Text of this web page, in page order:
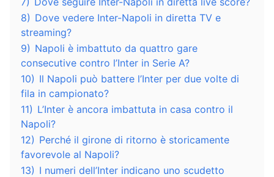
8) Dove vedere Inter-Napoli in diretta TV e
streaming?
9) Napoli è imbattuto da quattro gare
consecutive contro l’Inter in Serie A?
10) Il Napoli può battere l’Inter per due volte di
fila in campionato?
11) L’Inter è ancora imbattuta in casa contro il
Napoli?
12) Perché il girone di ritorno è storicamente
favorevole al Napoli?
13) I numeri dell’Inter indicano uno scudetto